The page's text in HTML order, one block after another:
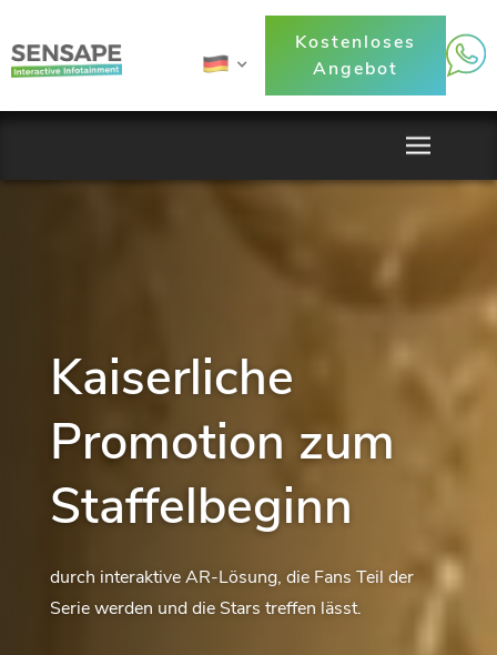
Kostenloses
Angebot
Kaiserliche
Promotion zum
Staffelbeginn
durch interaktive AR-Lösung, die Fans Teil der
Serie werden und die Stars treffen lässt.